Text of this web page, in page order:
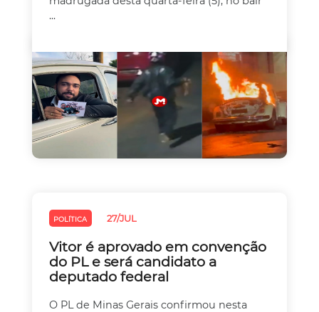
...
POLÍTICA 27/JUL
Vitor é aprovado em convenção
do PL e será candidato a
deputado federal
O PL de Minas Gerais confirmou nesta